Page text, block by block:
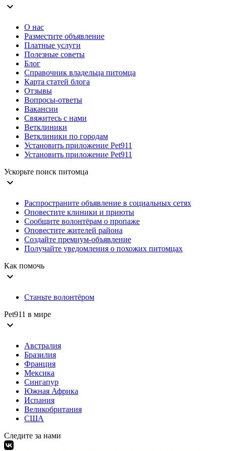
expand_more
О нас
Разместите объявление
Платные услуги
Полезные советы
Блог
Справочник владельца питомца
Карта статей блога
Отзывы
Вопросы-ответы
Вакансии
Свяжитесь с нами
Ветклиники
Ветклиники по городам
Установить приложение Pet911
Установить приложение Pet911
Ускорьте поиск питомца
expand_more
Распространите объявление в социальных сетях
Оповестите клиники и приюты
Сообщите волонтёрам о пропаже
Оповестите жителей района
Создайте премиум-объявление
Получайте уведомления о похожих питомцах
Как помочь
expand_more
Станьте волонтёром
Pet911 в мире
expand_more
Австралия
Бразилия
Франция
Мексика
Сингапур
Южная Африка
Испания
Великобритания
США
Следите за нами